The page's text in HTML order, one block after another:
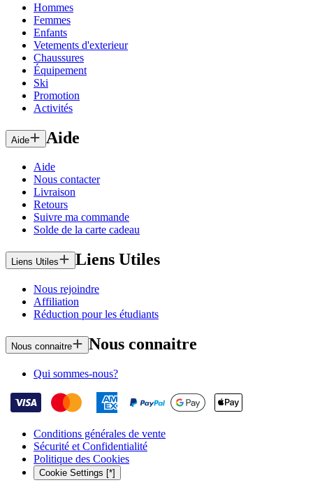
Hommes
Femmes
Enfants
Vetements d'exterieur
Chaussures
Équipement
Ski
Promotion
Activités
Aide Aide
Aide
Nous contacter
Livraison
Retours
Suivre ma commande
Solde de la carte cadeau
Liens Utiles Liens Utiles
Nous rejoindre
Affiliation
Réduction pour les étudiants
Nous connaitre Nous connaitre
Qui sommes-nous?
Conditions générales de vente
Sécurité et Confidentialité
Politique des Cookies
Cookie Settings [*]